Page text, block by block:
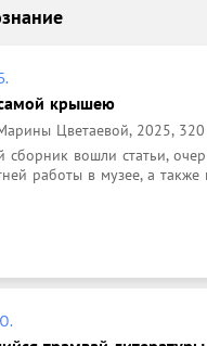
крышею
Цветаевой, 2025, 320
сборник вошли статьи,
работы в музее, а